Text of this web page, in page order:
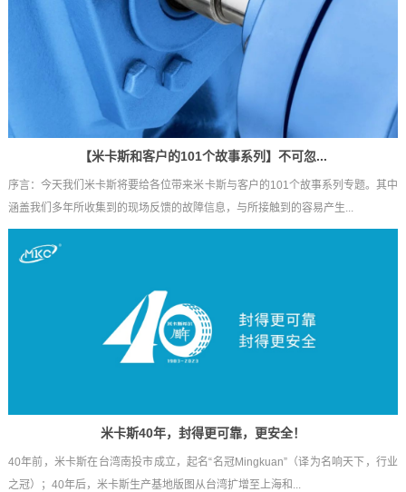
【米卡斯和客户的101个故事系列】不可忽...
序言：今天我们米卡斯将要给各位带来米卡斯与客户的101个故事系列专题。其中
涵盖我们多年所收集到的现场反馈的故障信息，与所接触到的容易产生...
米卡斯40年，封得更可靠，更安全！
40年前，米卡斯在台湾南投市成立，起名“名冠Mingkuan”（译为名响天下，行业
之冠）；40年后，米卡斯生产基地版图从台湾扩增至上海和...